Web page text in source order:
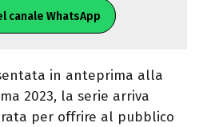
canale WhatsApp
in anteprima alla
2023, la serie arriva
per offrire al pubblico